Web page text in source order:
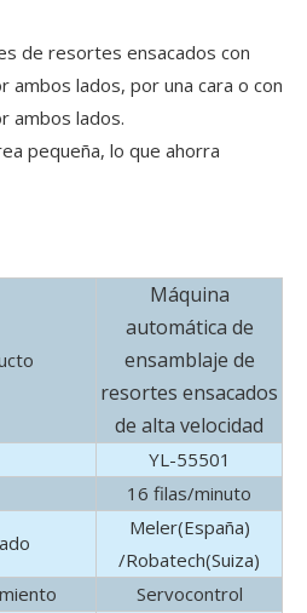
de resortes ensacados con
ambos lados, por una cara o con
ambos lados.
pequeña, lo que ahorra
Máquina
automática de
ensamblaje de
resortes ensacados
de alta velocidad
YL-55501
16 filas/minuto
Meler(España)
/Robatech(Suiza)
Servocontrol